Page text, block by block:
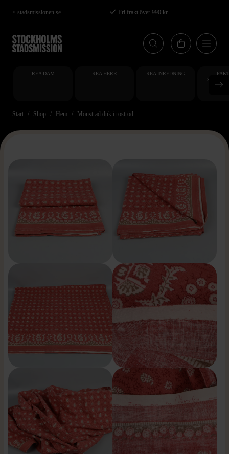
Hoppa
till
huvudinnehåll
< stadsmissionen.se Fri frakt över 990 kr
REA DAM REA HERR REA INREDNING
Start Shop Hem Mönstrad duk i roströd